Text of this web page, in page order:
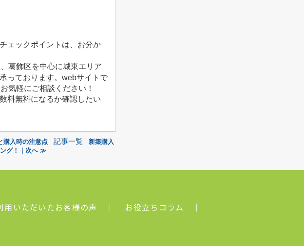
ェックポイントは、お分か
葛飾区を中心に城東エリア
っております。 webサイトで
気軽にご相談ください！
料無料になるか確認したい
購入時の注意点 記事一覧
新築購入
グ！｜次へ ≫
用いただいたお客様の声 ｜ お役立ちコラム ｜